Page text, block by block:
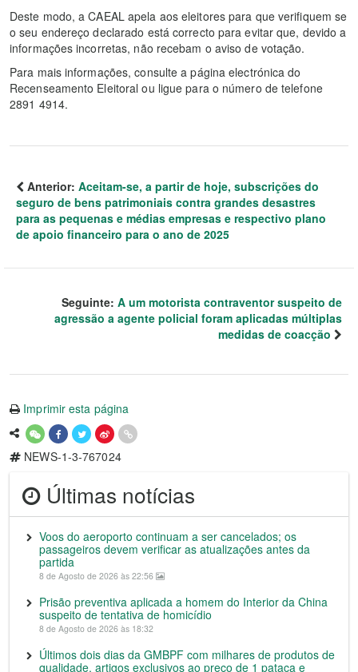
Deste modo, a CAEAL apela aos eleitores para que verifiquem se
o seu endereço declarado está correcto para evitar que, devido a
informações incorretas, não recebam o aviso de votação.
Para mais informações, consulte a página electrónica do
Recenseamento Eleitoral ou ligue para o número de telefone
2891 4914.
Anterior: Aceitam-se, a partir de hoje, subscrições do
seguro de bens patrimoniais contra grandes desastres
para as pequenas e médias empresas e respectivo plano
de apoio financeiro para o ano de 2025
Seguinte: A um motorista contraventor suspeito de
agressão a agente policial foram aplicadas múltiplas
medidas de coacção
Imprimir esta página
NEWS-1-3-767024
Últimas notícias
Voos do aeroporto continuam a ser cancelados; os
passageiros devem verificar as atualizações antes da
partida
8 de Agosto de 2026 às 22:56
Prisão preventiva aplicada a homem do Interior da China
suspeito de tentativa de homicídio
8 de Agosto de 2026 às 18:32
Últimos dois dias da GMBPF com milhares de produtos de
qualidade, artigos exclusivos ao preço de 1 pataca e